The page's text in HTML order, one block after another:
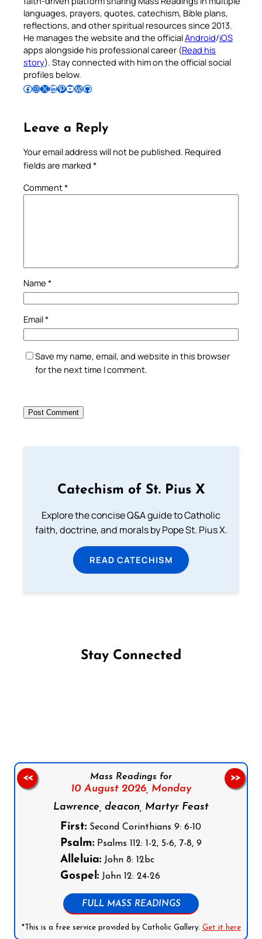
languages, prayers, quotes, catechism, Bible plans,
reflections, and other spiritual resources since 2013.
He manages the website and the officialAndroid/iOS
apps alongside his professional career (Read his
story). Stay connected with him on the official social
profiles below.
Follow Pradeep on Facebook Follow Pradeep on InstagramFollow Pradeep on X Follow Pradeep on LinkedIn Follow Pradeep on Pinterest Subscribe to Pradeep’s Youtube Channel Follow Pradeep on WordPress Follow Pradeep on GitHub
Leave a Reply
Your email address will not be published. Required
fields are marked *
Comment*
Name *
Email*
Save my name, email, and website in this browser
for the next time I comment.
Catechism of St. Pius X
Explore the concise Q&A guide to Catholic
faith, doctrine, and morals by Pope St. Pius X.
READ CATECHISM
Stay Connected
Mass Readings for
10 August 2026, Monday
Lawrence, deacon, Martyr Feast
First: Second Corinthians 9: 6-10
Psalm: Psalms 112: 1-2, 5-6, 7-8, 9
Alleluia: John 8: 12bc
Gospel: John 12: 24-26
FULL MASS READINGS
*This is a free service provided by Catholic Gallery. Get it here
<< >>